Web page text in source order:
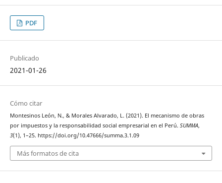
PDF
Publicado
2021-01-26
Cómo citar
Montesinos León, N., & Morales Alvarado, L. (2021). El mecanismo de obras
por impuestos y la responsabilidad social empresarial en el Perú. SUMMA,
3(1), 1–25. https://doi.org/10.47666/summa.3.1.09
Más formatos de cita